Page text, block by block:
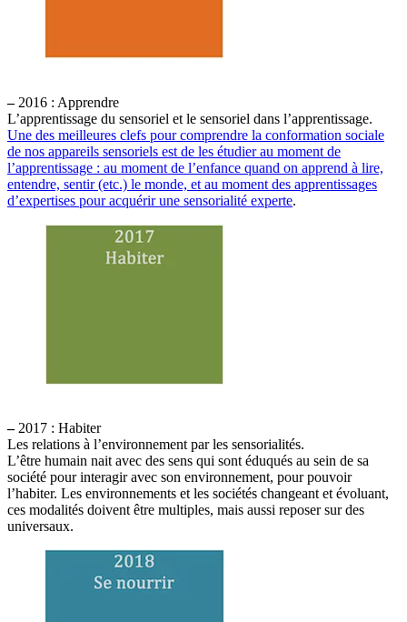
– 2016 : Apprendre
L’apprentissage du sensoriel et le sensoriel dans l’apprentissage.
Une des meilleures clefs pour comprendre la conformation sociale
de nos appareils sensoriels est de les étudier au moment de
l’apprentissage : au moment de l’enfance quand on apprend à lire,
entendre, sentir (etc.) le monde, et au moment des apprentissages
d’expertises pour acquérir une sensorialité experte.
– 2017 : Habiter
Les relations à l’environnement par les sensorialités.
L’être humain nait avec des sens qui sont éduqués au sein de sa
société pour interagir avec son environnement, pour pouvoir
l’habiter. Les environnements et les sociétés changeant et évoluant,
ces modalités doivent être multiples, mais aussi reposer sur des
universaux.